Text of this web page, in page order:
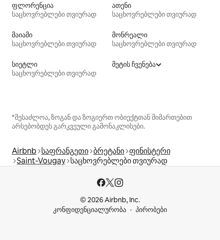
ფლორენცია
საცხოვრებლები თვიურად
ათენი
საცხოვრებლები თვიურად
მაიამი
საცხოვრებლები თვიურად
მონრეალი
საცხოვრებლები თვიურად
სიეტლი
საცხოვრებლები თვიურად
მეტის ჩვენება
*შესაძლოა, ზოგან და ზოგიერთ ობიექტთან მიმართებით
არსებობდეს გარკვეული გამონაკლისები.
Airbnb საფრანგეთი ბრეტანი ფინისტერი
Saint-Vougay საცხოვრებლები თვიურად
© 2026 Airbnb, Inc.
კონფიდენციალურობა
პირობები